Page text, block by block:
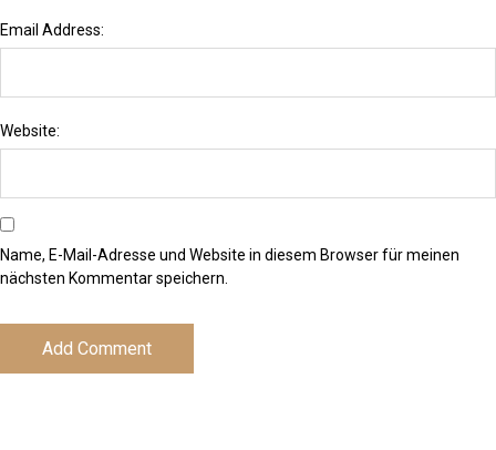
Email Address:
Website:
Name, E-Mail-Adresse und Website in diesem Browser für meinen
nächsten Kommentar speichern.